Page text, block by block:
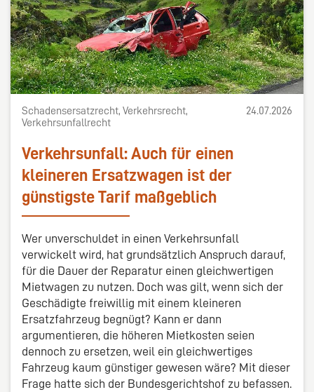
Schadensersatzrecht, Verkehrsrecht,
Verkehrsunfallrecht
24.07.2026
Verkehrsunfall: Auch für einen
kleineren Ersatzwagen ist der
günstigste Tarif maßgeblich
Wer unverschuldet in einen Verkehrsunfall
verwickelt wird, hat grundsätzlich Anspruch darauf,
für die Dauer der Reparatur einen gleichwertigen
Mietwagen zu nutzen. Doch was gilt, wenn sich der
Geschädigte freiwillig mit einem kleineren
Ersatzfahrzeug begnügt? Kann er dann
argumentieren, die höheren Mietkosten seien
dennoch zu ersetzen, weil ein gleichwertiges
Fahrzeug kaum günstiger gewesen wäre? Mit dieser
Frage hatte sich der Bundesgerichtshof zu befassen.